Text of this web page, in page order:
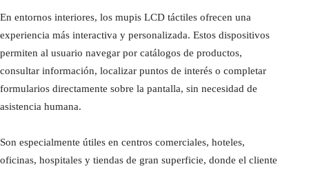
En entornos interiores, los mupis LCD táctiles ofrecen una
experiencia más interactiva y personalizada. Estos dispositivos
permiten al usuario navegar por catálogos de productos,
consultar información, localizar puntos de interés o completar
formularios directamente sobre la pantalla, sin necesidad de
asistencia humana.
Son especialmente útiles en centros comerciales, hoteles,
oficinas, hospitales y tiendas de gran superficie, donde el cliente